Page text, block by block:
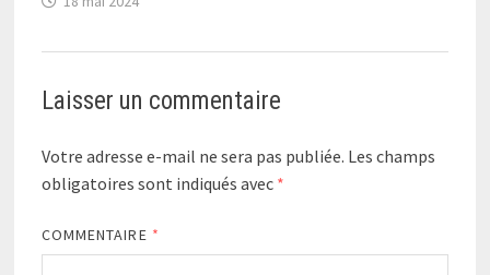
Laisser un commentaire
Votre adresse e-mail ne sera pas publiée. Les champs
obligatoires sont indiqués avec *
COMMENTAIRE *